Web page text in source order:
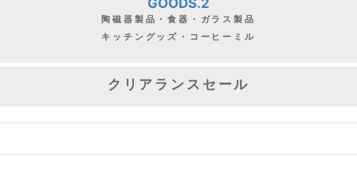
陶磁器製品・食器・ガラス製品
キッチングッズ・コーヒーミル
クリアランスセール